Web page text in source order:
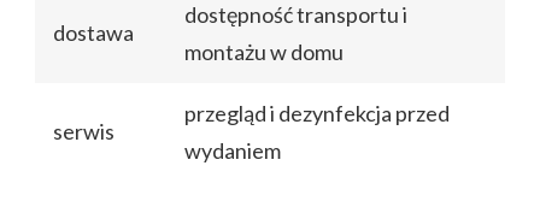
dostawa
dostępność transportu i
montażu w domu
serwis
przegląd i dezynfekcja przed
wydaniem